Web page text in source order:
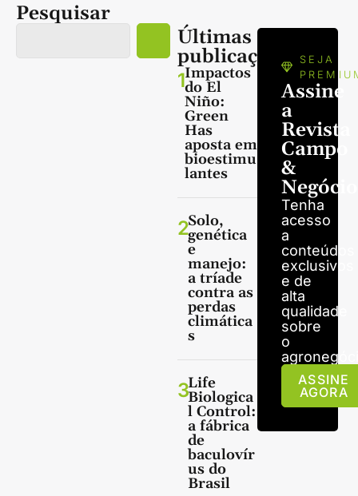
Pesquisar
Últimas
publicações
1Impactos
do El
Niño:
Green
Has
aposta em
bioestimu
lantes
2Solo,
genética
e
manejo:
a tríade
contra as
perdas
climática
s
3Life
Biologica
l Control:
a fábrica
de
baculovír
us do
Brasil
SEJA
Assine
a
Revista
Campo
&
Tenha
acesso
a
conteúdos
exclusivos
e de
alta
qualidade
sobre
o
ASSINE
AGORA